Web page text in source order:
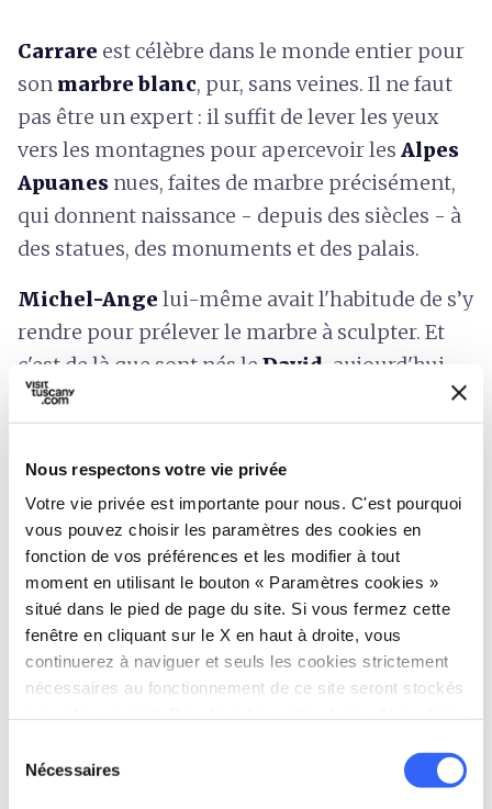
Nous respectons votre vie privée
Votre vie privée est importante pour nous. C'est pourquoi
vous pouvez choisir les paramètres des cookies en
fonction de vos préférences et les modifier à tout
moment en utilisant le bouton « Paramètres cookies »
situé dans le pied de page du site. Si vous fermez cette
fenêtre en cliquant sur le X en haut à droite, vous
continuerez à naviguer et seuls les cookies strictement
nécessaires au fonctionnement de ce site seront stockés
Nécessaires
Carrare est célèbre dans le monde entier pour
son marbre blanc, pur, sans veines. Il ne faut
pas être un expert : il suffit de lever les yeux
vers les montagnes pour apercevoir les Alpes
Apuanes nues, faites de marbre précisément,
qui donnent naissance - depuis des siècles - à
des statues, des monuments et des palais.
Michel-Ange lui-même avait l'habitude de s’y
rendre pour prélever le marbre à sculpter. Et
c'est de là que sont nés le David, aujourd'hui
exposé à Florence, et la
, conservée dans
la basilique Saint-Pierre de Rome. Mais pas
seulement Michel-Ange,Donatello
leBerninetCanovaétaient, eux aussi,
fascinés par le marbre de Carrare.
Les carrières en activité aujourd'hui sont
situées dans les trois grands bassins
miniers(Colonnata, Ravaccione et Fantiscritti)
qui s'étendent derrière la ville, vers les pentes
«carrières à ciel ouvert
» et les « puits de